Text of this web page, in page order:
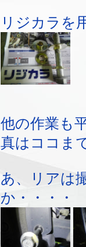
リジカラを
他の作業も
真はココま
あ、リアは
か・・・・